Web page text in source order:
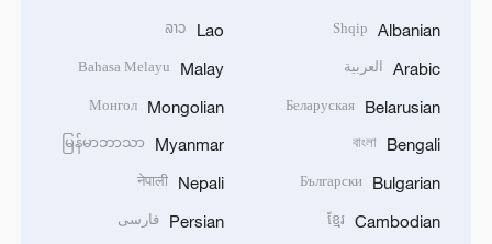
Albanian
Shqip
Arabic العربية
Belarusian
Беларуская
Bengali
বাংলা
Bulgarian
Български
Cambodian
ខ្មែរ
Lao
ລາວ
Malay
Bahasa Melayu
Mongolian
Монгол
Myanmar
မြန်မာဘာသာ
Nepali
नेपाली
Persian فارسی